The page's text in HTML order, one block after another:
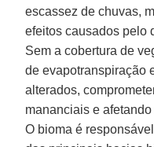
escassez de chuvas,
efeitos causados pelo
Sem a cobertura de
de evapotranspiração
alterados,
mananciais e
O bioma é